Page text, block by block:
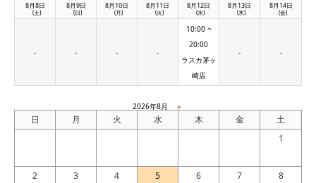
8月8日
(土)
8月9日
(日)
8月10日
(月)
8月11日
(火)
8月12日
(水)
8月13日
(木)
8月14日
(金)
- - - -
10:00 ~
20:00
ラスカ茅ヶ
崎店
- -
2026年8月 »
日 月 火 水 木 金
土
1
2 3 4
5
6 7 8